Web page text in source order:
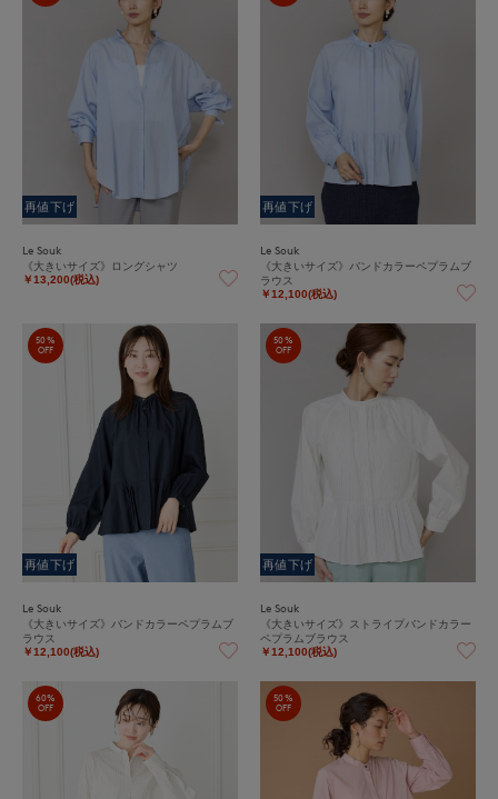
再値下げ
Le Souk
《大きいサイズ》ロングシャツ
￥13,200(税込)
再値下げ
Le Souk
《大きいサイズ》バンドカラーペプラムブ
ラウス
￥12,100(税込)
50%
OFF
再値下げ
Le Souk
《大きいサイズ》バンドカラーペプラムブ
ラウス
￥12,100(税込)
50%
OFF
再値下げ
Le Souk
《大きいサイズ》ストライプバンドカラー
ペプラムブラウス
￥12,100(税込)
60%
OFF
50%
OFF